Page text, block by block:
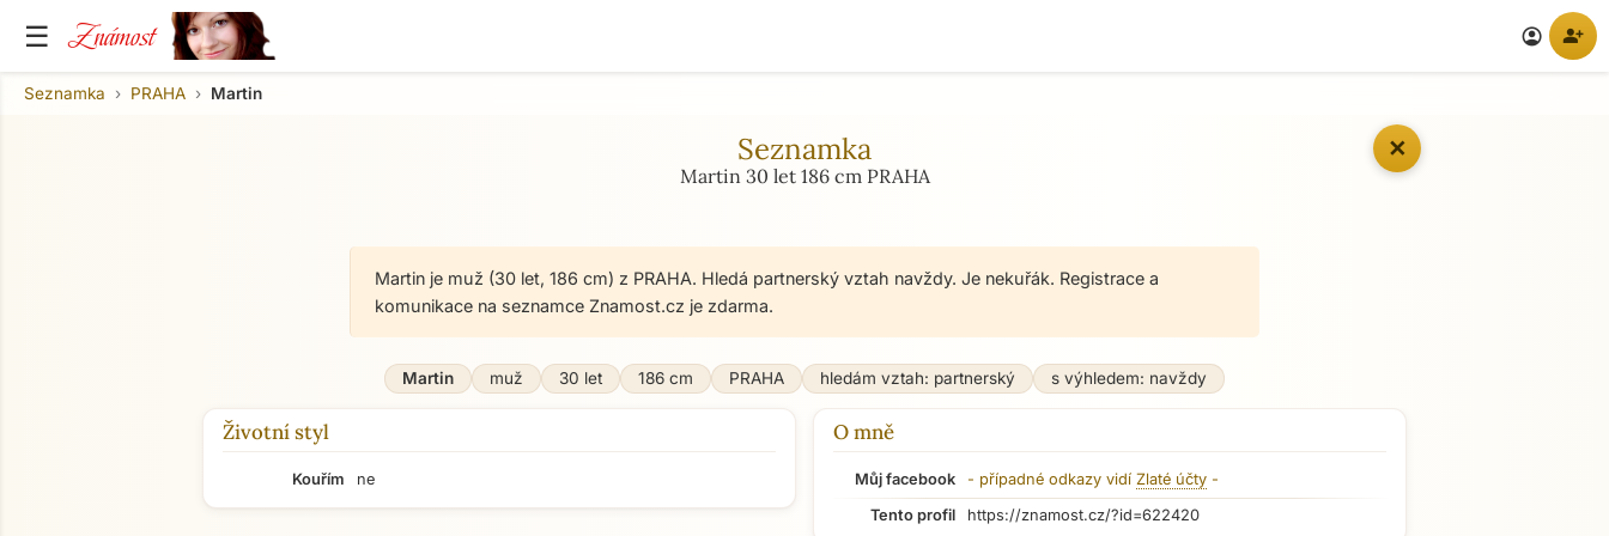
☰ Známost account_circle person_add
✕
Seznamka PRAHA Martin
Seznamka
Martin 30 let 186 cm PRAHA
Martin je muž (30 let, 186 cm) z PRAHA. Hledá partnerský vztah navždy. Je nekuřák. Registrace a
komunikace na seznamce Znamost.cz je zdarma.
Martin muž 30 let 186 cm PRAHA hledám vztah: partnerský s výhledem: navždy
Životní styl
Kouřím ne
O mně
Můj facebook - případné odkazy vidí Zlaté účty -
Tento profil
https://znamost.cz/?id=622420